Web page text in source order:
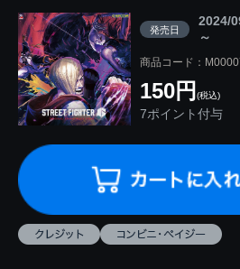
発売日
2024/
～
商品コード：
150円 (税込)
7ポイント付与